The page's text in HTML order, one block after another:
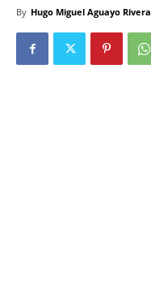
By Hugo Miguel Aguayo Rivera